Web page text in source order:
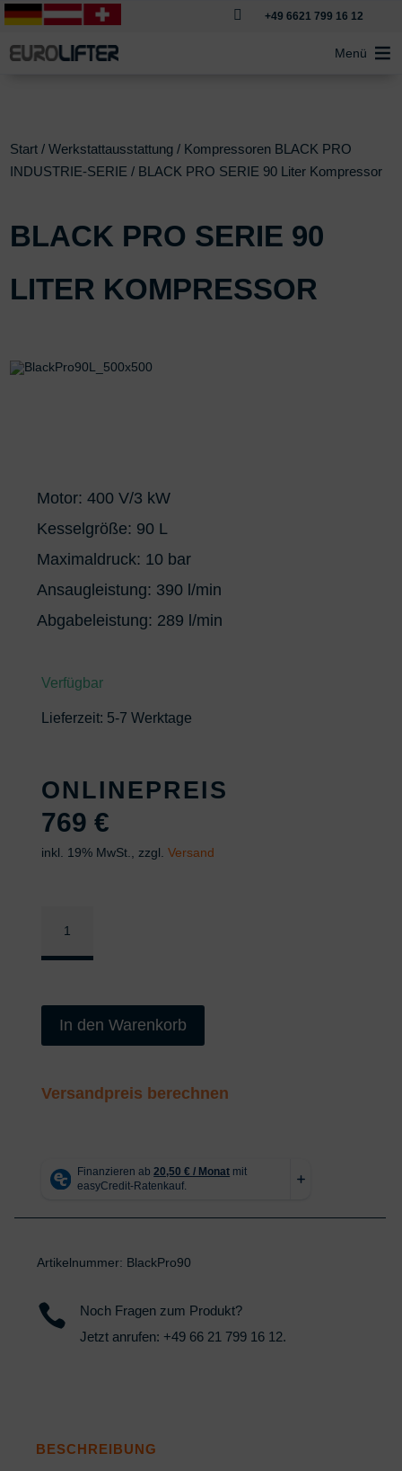
 +49 6621 799 16 12
Menü
Start /Werkstattausstattung / Kompressoren BLACK PRO
INDUSTRIE-SERIE / BLACK PRO SERIE 90 Liter Kompressor
BLACK PRO SERIE 90
LITER KOMPRESSOR
Motor: 400 V/3 kW
Kesselgröße: 90 L
Maximaldruck: 10 bar
Ansaugleistung: 390 l/min
Abgabeleistung: 289 l/min
Verfügbar
Lieferzeit: 5-7 Werktage
ONLINEPREIS
769€
inkl. 19% MwSt., zzgl.Versand
PRO
SERIE
Liter
Kompressor
In den Warenkorb
Versandpreis berechnen
Artikelnummer: BlackPro90

Noch Fragen zum Produkt?
Jetzt anrufen: +49 66 21 799 16 12.
BESCHREIBUNG